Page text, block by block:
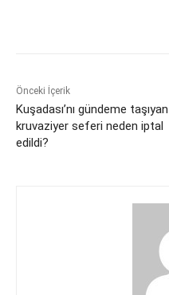
Önceki İçerik
Kuşadası’nı gündeme taşıyan
kruvaziyer seferi neden iptal
edildi?